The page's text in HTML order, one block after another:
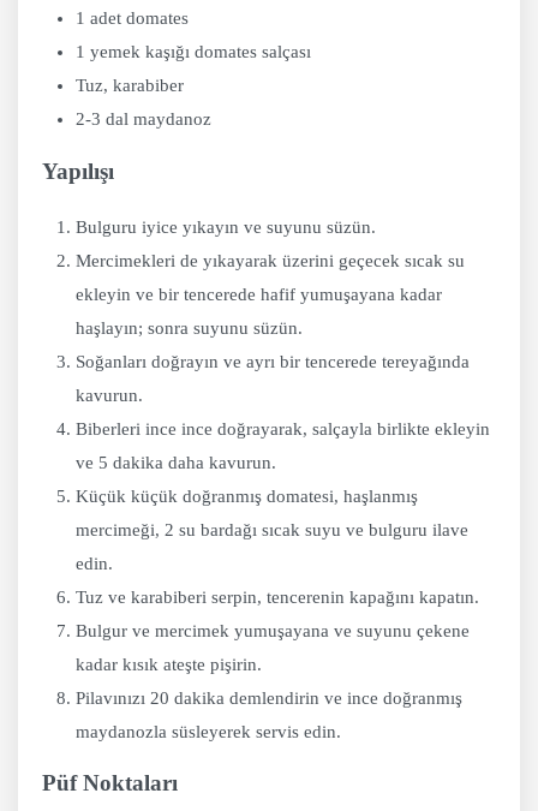
1 adet domates
1 yemek kaşığı domates salçası
Tuz, karabiber
2-3 dal maydanoz
Yapılışı
Bulguru iyice yıkayın ve suyunu süzün.
Mercimekleri de yıkayarak üzerini geçecek sıcak su
ekleyin ve bir tencerede hafif yumuşayana kadar
haşlayın; sonra suyunu süzün.
Soğanları doğrayın ve ayrı bir tencerede tereyağında
kavurun.
Biberleri ince ince doğrayarak, salçayla birlikte ekleyin
ve 5 dakika daha kavurun.
Küçük küçük doğranmış domatesi, haşlanmış
mercimeği, 2 su bardağı sıcak suyu ve bulguru ilave
edin.
Tuz ve karabiberi serpin, tencerenin kapağını kapatın.
Bulgur ve mercimek yumuşayana ve suyunu çekene
kadar kısık ateşte pişirin.
Pilavınızı 20 dakika demlendirin ve ince doğranmış
maydanozla süsleyerek servis edin.
Püf Noktaları